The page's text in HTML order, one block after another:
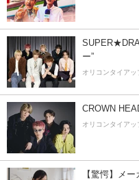
ー”
オリコンタイアッ
CROWN
オリコンタイアッ
【驚愕】メ